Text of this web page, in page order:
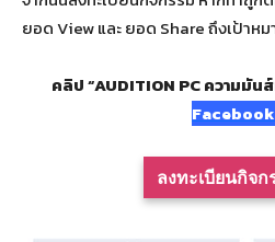
ยอด View และ ยอด Share ถึงเป้าห
คลิป “AUDITION PC ความมั
Facebook
ลงทะเบียนกิจ